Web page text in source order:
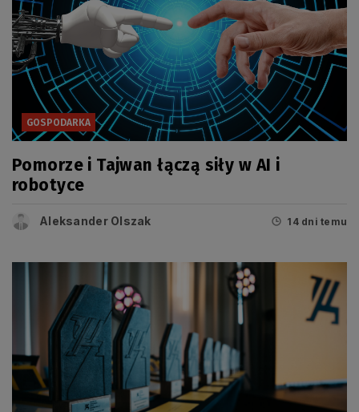
GOSPODARKA
Pomorze i Tajwan łączą siły w AI i
robotyce
Aleksander Olszak 14 dni temu